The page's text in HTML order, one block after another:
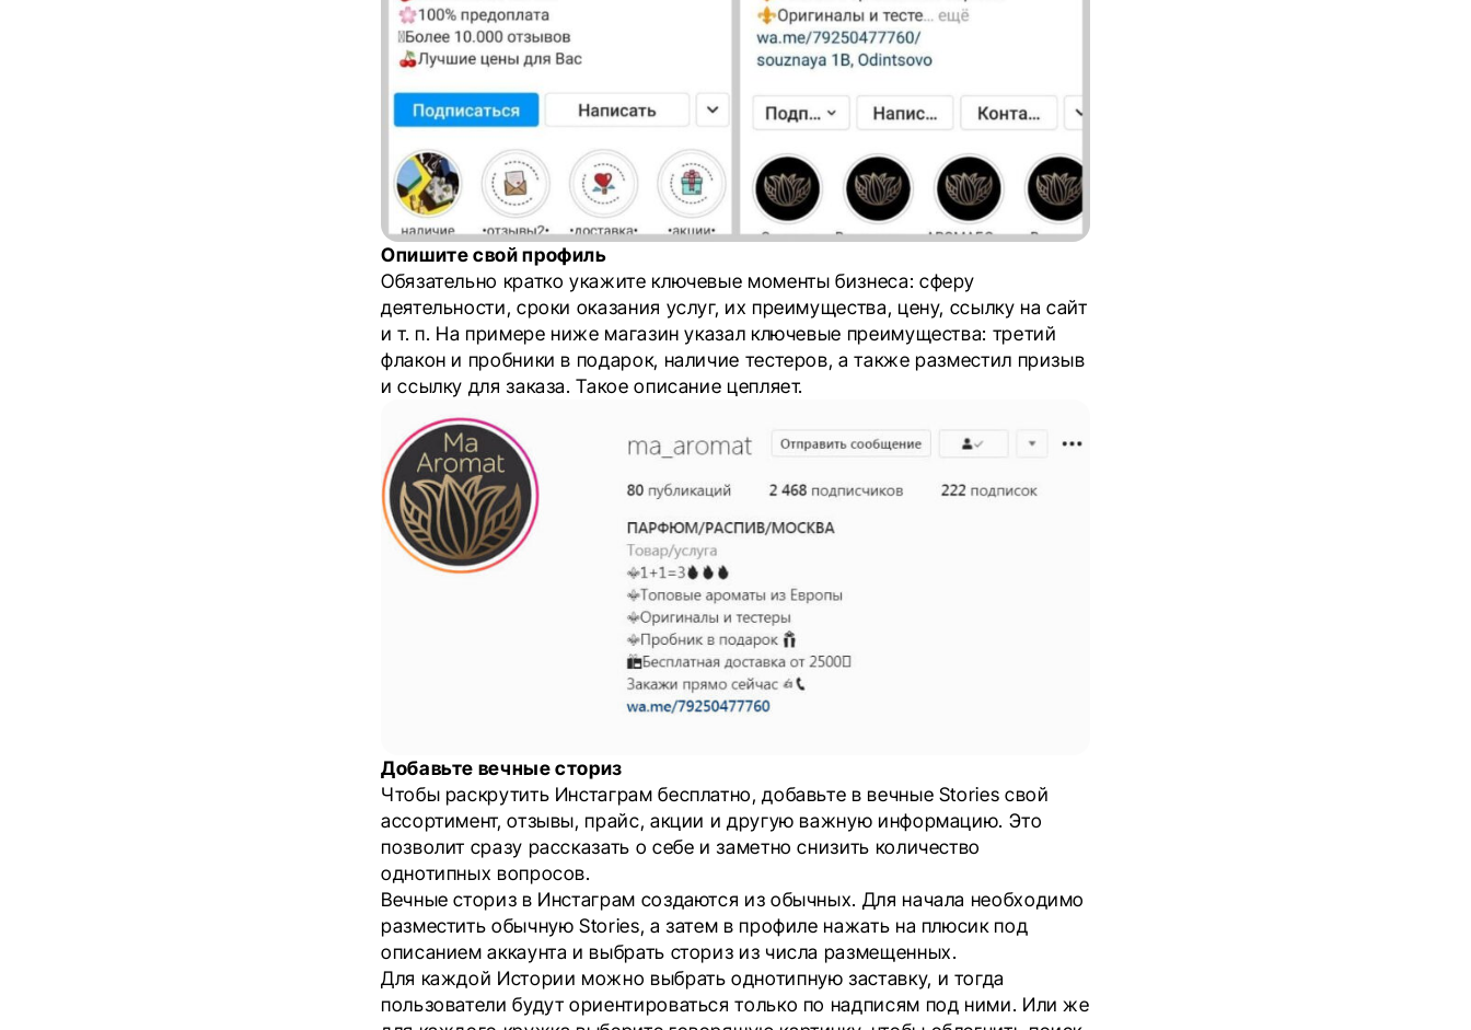
Опишите свой профиль
Обязательно кратко укажите ключевые моменты бизнеса: сферу
деятельности, сроки оказания услуг, их преимущества, цену, ссылку на сайт
и т. п. На примере ниже магазин указал ключевые преимущества: третий
флакон и пробники в подарок, наличие тестеров, а также разместил призыв
и ссылку для заказа. Такое описание цепляет.
Добавьте вечные сториз
Чтобы раскрутить Инстаграм бесплатно, добавьте в вечные Stories свой
ассортимент, отзывы, прайс, акции и другую важную информацию. Это
позволит сразу рассказать о себе и заметно снизить количество
однотипных вопросов.
Вечные сториз в Инстаграм создаются из обычных. Для начала необходимо
разместить обычную Stories, а затем в профиле нажать на плюсик под
описанием аккаунта и выбрать сториз из числа размещенных.
Для каждой Истории можно выбрать однотипную заставку, и тогда
пользователи будут ориентироваться только по надписям под ними. Или же